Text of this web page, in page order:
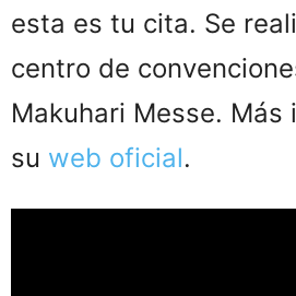
esta es tu cita. Se
centro de
Makuhari Messe. Más
su web oficial.